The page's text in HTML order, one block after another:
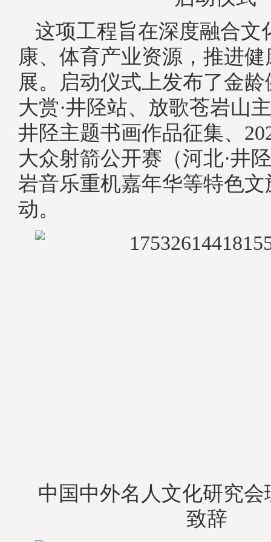
这项工程旨在深度融合文
康、体育产业资源，推进
展。启动仪式上发布了金
大赏·井陉站、放歌苍岩山
井陉主题书画作品征集、
大众射箭公开赛（河北·井
岩音乐重机嘉年华等特色
动。
中国中外名人文化研究
致辞